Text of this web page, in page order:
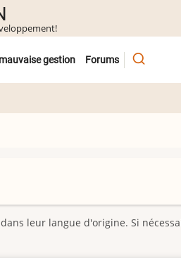
gestion Forums
leur langue d'origine. Si